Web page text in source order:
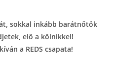
sokkal inkább barátnőtök
elő a kölnikkel!
a REDS csapata!